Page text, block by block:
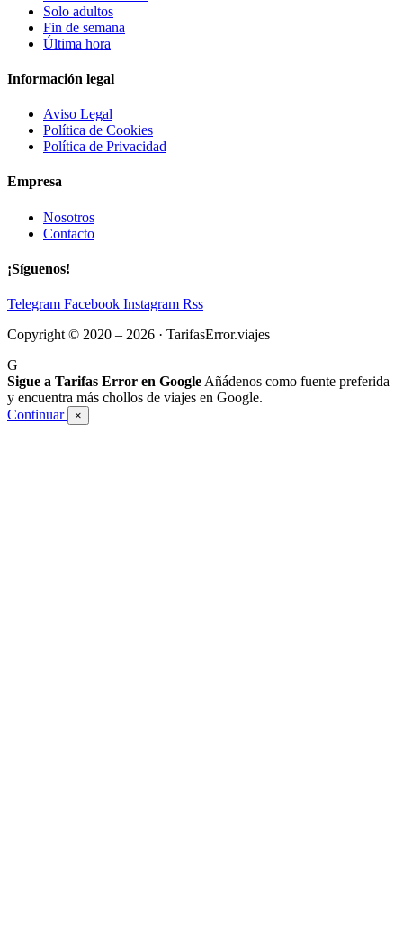
Solo adultos
Fin de semana
Última hora
Información legal
Aviso Legal
Política de Cookies
Política de Privacidad
Empresa
Nosotros
Contacto
¡Síguenos!
Telegram Facebook Instagram Rss
Copyright © 2020 – 2026 · TarifasError.viajes
G
Sigue a Tarifas Error en Google Añádenos como fuente preferida
y encuentra más chollos de viajes en Google.
Continuar
×